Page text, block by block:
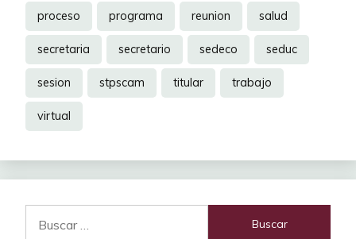
proceso programa reunion salud
secretaria secretario sedeco seduc
sesion stpscam titular trabajo
virtual